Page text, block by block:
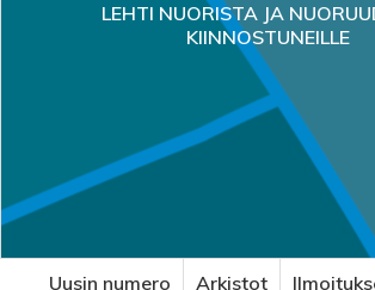
LEHTI NUORISTA JA
KIINNOSTUNEILLE
Uusin numero Arkistot